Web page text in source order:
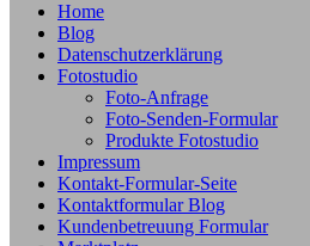
Home
Blog
Datenschutzerklärung
Fotostudio
Foto-Anfrage
Foto-Senden-Formular
Produkte Fotostudio
Impressum
Kontakt-Formular-Seite
Kontaktformular Blog
Kundenbetreuung Formular